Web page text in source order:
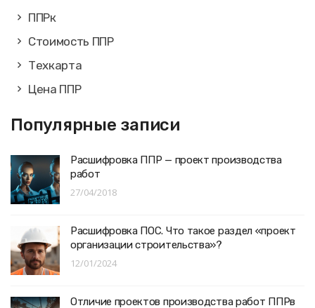
ППРк
Стоимость ППР
Техкарта
Цена ППР
Популярные записи
Расшифровка ППР — проект производства
работ
27/04/2018
Расшифровка ПОС. Что такое раздел «проект
организации строительства»?
12/01/2024
Отличие проектов производства работ ППРв